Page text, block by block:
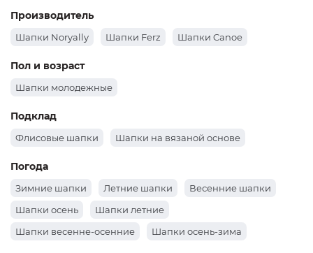
Производитель
Шапки Noryally Шапки Ferz Шапки Canoe
Пол и возраст
Шапки молодежные
Подклад
Флисовые шапки Шапки на вязаной основе
Погода
Зимние шапки Летние шапки
Весенние шапки
Шапки осень
Шапки летние
Шапки весенне-осенние
Шапки осень-зима